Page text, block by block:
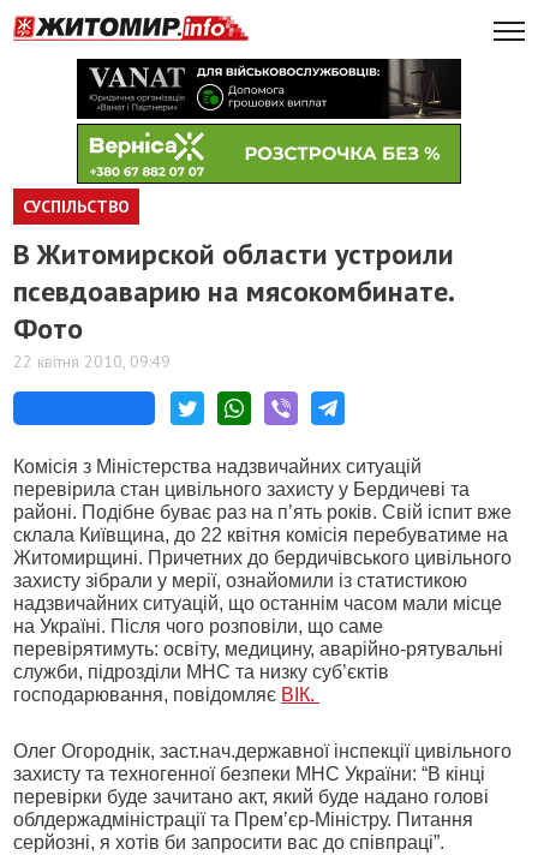
СУСПІЛЬСТВО
В Житомирской области устроили
псевдоаварию на мясокомбинате.
Фото
22 квітня 2010, 09:49
Комісія з Міністерства надзвичайних ситуацій
перевірила стан цивільного захисту у Бердичеві та
районі. Подібне буває раз на п’ять років. Свій іспит вже
склала Київщина, до 22 квітня комісія перебуватиме на
Житомирщині. Причетних до бердичівського цивільного
захисту зібрали у мерії, ознайомили із статистикою
надзвичайних ситуацій, що останнім часом мали місце
на Україні. Після чого розповіли, що саме
перевірятимуть: освіту, медицину, аварійно-рятувальні
служби, підрозділи МНС та низку суб’єктів
господарювання, повідомляє ВІК.
Олег Огороднік, заст.нач.державної інспекції цивільного
захисту та техногенної безпеки МНС України: “В кінці
перевірки буде зачитано акт, який буде надано голові
облдержадміністрації та Прем’єр-Міністру. Питання
серйозні, я хотів би запросити вас до співпраці”.